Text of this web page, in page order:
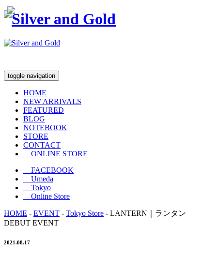
toggle navigation
HOME
NEW ARRIVALS
FEATURED
BLOG
NOTEBOOK
STORE
CONTACT
ONLINE STORE
FACEBOOK
Umeda
Tokyo
Online Store
HOME - EVENT - Tokyo Store - LANTERN｜ランタン
DEBUT EVENT
2021.08.17